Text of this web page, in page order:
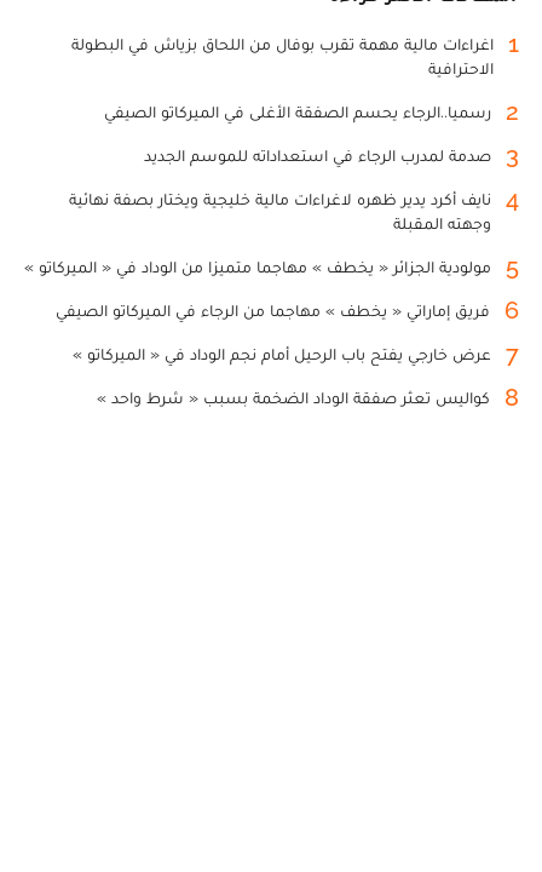
1
اغراءات مالية مهمة تقرب بوفال من اللحاق بزياش في البطولة
الاحترافية
2 رسميا..الرجاء يحسم الصفقة الأغلى في الميركاتو الصيفي
3 صدمة لمدرب الرجاء في استعداداته للموسم الجديد
4
نايف أكرد يدير ظهره لاغراءات مالية خليجية ويختار بصفة نهائية
وجهته المقبلة
5 مولودية الجزائر « يخطف » مهاجما متميزا من الوداد في « الميركاتو »
6 فريق إماراتي « يخطف » مهاجما من الرجاء في الميركاتو الصيفي
7 عرض خارجي يفتح باب الرحيل أمام نجم الوداد في « الميركاتو »
8 كواليس تعثر صفقة الوداد الضخمة بسبب « شرط واحد »